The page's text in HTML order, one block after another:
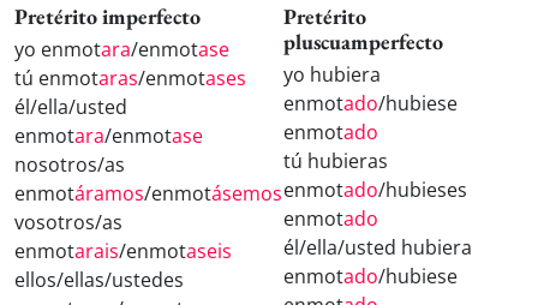
Pretérito imperfecto
yo enmotara/enmotase
tú enmotaras/enmotases
él/ella/usted
enmotara/enmotase
nosotros/as
enmotáramos/enmotásemos
vosotros/as
enmotarais/enmotaseis
ellos/ellas/ustedes
Pretérito
pluscuamperfecto
yo hubiera
enmotado/hubiese
enmotado
tú hubieras
enmotado/hubieses
enmotado
él/ella/usted hubiera
enmotado/hubiese